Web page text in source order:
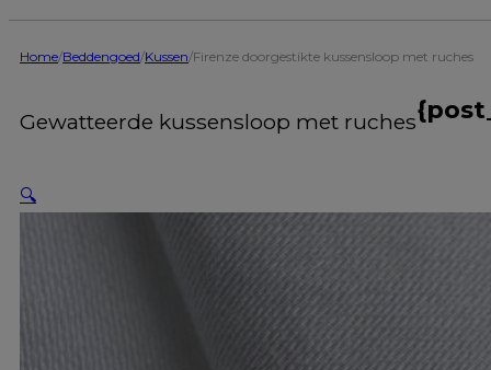
Home/Beddengoed/Kussen/Firenze doorgestikte kussensloop met ruches
Gewatteerde kussensloop met ruches
🔍